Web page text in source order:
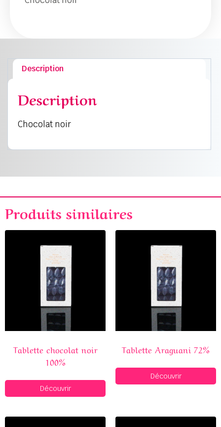
Description
Description
Chocolat noir
Produits similaires
Tablette chocolat noir
100%
Découvrir
Tablette Araguani 72%
Découvrir